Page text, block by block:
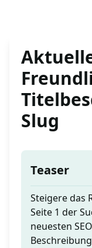
Slug
Teaser
Steigere das
Seite 1 der
neuesten